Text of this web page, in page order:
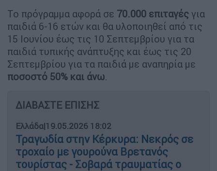
Το πρόγραμμα αφορά σε 70.000 επιταγές για
παιδιά 6-16 ετών και θα υλοποιηθεί από τις
15 Ιουνίου έως τις 10 Σεπτεμβρίου για τα
παιδιά τυπικής ανάπτυξης και έως τις 20
Σεπτεμβρίου για τα παιδιά με αναπηρία με
ποσοστό 50% και άνω.
ΔΙΑΒΑΣΤΕ ΕΠΙΣΗΣ
Ελλάδα|19.05.2026 18:02
Τραγωδία στην Κέρκυρα: Νεκρός σε
τροχαίο με γουρούνα Βρετανός
τουρίστας - Σοβαρά τραυματίας ο